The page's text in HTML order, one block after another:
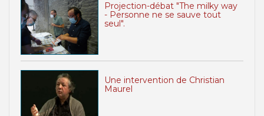
Projection-débat "The milky way
- Personne ne se sauve tout
seul".
Une intervention de Christian
Maurel